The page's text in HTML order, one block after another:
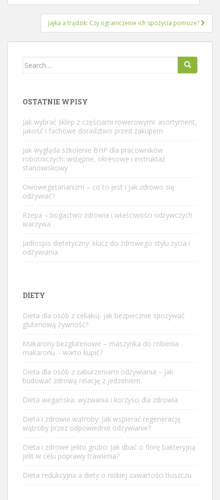
wpisu
Jajka a trądzik: Czy ograniczenie ich spożycia pomoże?
Search
OSTATNIE WPISY
Jak wybrać sklep z częściami rowerowymi: asortyment,
jakość i fachowe doradztwo przed zakupem
Jak wygląda szkolenie BHP dla pracowników
robotniczych: wstępne, okresowe i instruktaż
stanowiskowy
Owowegetarianizm – co to jest i jak zdrowo się
odżywiać?
Rzepa – bogactwo zdrowia i właściwości odżywczych
warzywa
Jadłospis dietetyczny: klucz do zdrowego stylu życia i
odżywiania
DIETY
Dieta dla osób z celiakią: jak bezpiecznie spożywać
glutenową żywność?
Makarony bezglutenowe – maszynka do robienia
makaronu – warto kupić?
Dieta dla osób z zaburzeniami odżywiania – jak
budować zdrową relację z jedzeniem
Dieta wegańska: wyzwania i korzyści dla zdrowia
Dieta i zdrowie wątroby: Jak wspierać regenerację
wątroby przez odpowiednie odżywianie?
Dieta i zdrowe jelito grubo: Jak dbać o florę bakteryjną
jelit w celu poprawy trawienia?
Dieta redukcyjna a diety o niskiej zawartości tłuszczu